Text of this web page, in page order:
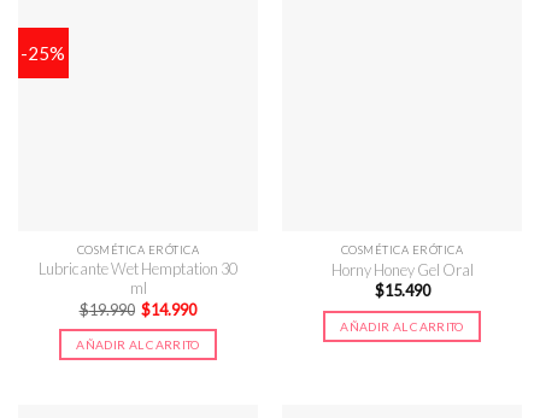
-25%
COSMÉTICA ERÓTICA
Lubricante Wet Hemptation 30
ml
$19.990 El
precio
original
era:
$19.990.
$14.990El
actual
es:
$14.990.
AÑADIR AL CARRITO
COSMÉTICA ERÓTICA
Horny Honey Gel Oral
$15.490
AÑADIR AL CARRITO